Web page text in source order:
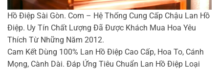
Hồ Điệp Sài Gòn. Com – Hệ Thống Cung Cấp Chậu Lan Hồ
Điệp. Uy Tín Chất Lượng Đã Được Khách Mua Hoa Yêu
Thích Từ Những Năm 2012.
Cam Kết Dùng 100% Lan Hồ Điệp Cao Cấp, Hoa To, Cánh
Mọng, Cành Dài. Đáp Ứng Tiêu Chuẩn Lan Hồ Điệp Loại